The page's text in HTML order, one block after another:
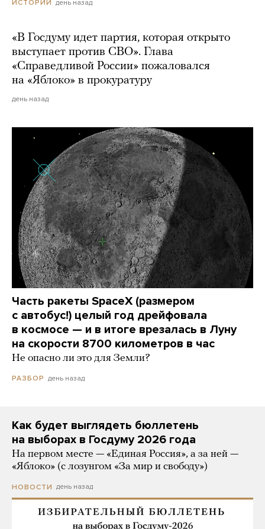
ИСТОРИИ день назад
«В Госдуму идет партия, которая открыто
выступает против СВО». Глава
«Справедливой России» пожаловался
на «Яблоко» в прокуратуру
день назад
Часть ракеты SpaceX (размером
с автобус!) целый год дрейфовала
в космосе — и в итоге врезалась в Луну
на скорости 8700 километров в час
Не опасно ли это для Земли?
РАЗБОР день назад
Как будет выглядеть бюллетень
на выборах в Госдуму 2026 года
На первом месте — «Единая Россия», а за ней —
«Яблоко» (с лозунгом «За мир и свободу»)
НОВОСТИ день назад